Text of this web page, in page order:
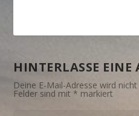
HINTERLASSE EINE
Deine E-Mail-Adresse wird
Felder sind mit* markiert